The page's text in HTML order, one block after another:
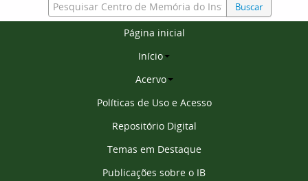
Buscar
Página inicial
Início
Acervo
Políticas de Uso e Acesso
Repositório Digital
Temas em Destaque
Publicações sobre o IB